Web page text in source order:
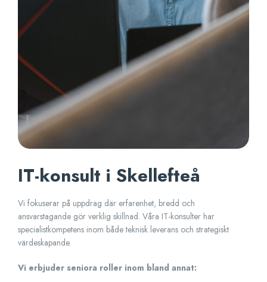
IT-konsult i Skellefteå
Vi fokuserar på uppdrag där erfarenhet, bredd och
ansvarstagande gör verklig skillnad. Våra IT-konsulter har
specialistkompetens inom både teknisk leverans och strategiskt
värdeskapande.
Vi erbjuder seniora roller inom bland annat: